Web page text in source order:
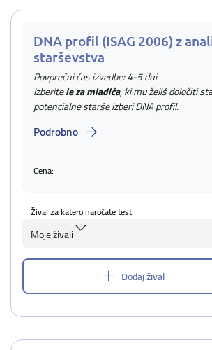
DNA profil (ISAG 2006) z
starševstva
Povprečni čas izvedbe: 4-5 dni
Izberitele za mladiča, ki mu želiš določiti
potencialne starše izberi DNA profil.
Podrobno
Cena:
Žival za katero naročate test
Moje živali
Dodaj žival